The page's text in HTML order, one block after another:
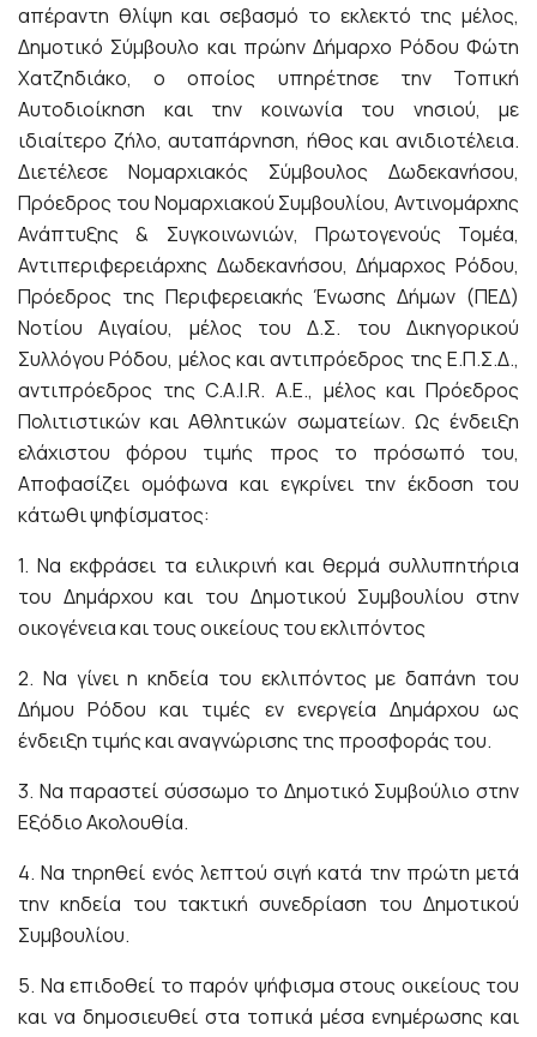
απέραντη θλίψη και σεβασμό το εκλεκτό της μέλος,
Δημοτικό Σύμβουλο και πρώην Δήμαρχο Ρόδου Φώτη
Χατζηδιάκο, ο οποίος υπηρέτησε την Τοπική
Αυτοδιοίκηση και την κοινωνία του νησιού, με
ιδιαίτερο ζήλο, αυταπάρνηση, ήθος και ανιδιοτέλεια.
Διετέλεσε Νομαρχιακός Σύμβουλος Δωδεκανήσου,
Πρόεδρος του Νομαρχιακού Συμβουλίου, Αντινομάρχης
Ανάπτυξης & Συγκοινωνιών, Πρωτογενούς Τομέα,
Αντιπεριφερειάρχης Δωδεκανήσου, Δήμαρχος Ρόδου,
Πρόεδρος της Περιφερειακής Ένωσης Δήμων (ΠΕΔ)
Νοτίου Αιγαίου, μέλος του Δ.Σ. του Δικηγορικού
Συλλόγου Ρόδου, μέλος και αντιπρόεδρος της Ε.Π.Σ.Δ.,
αντιπρόεδρος της C.A.I.R. A.E., μέλος και Πρόεδρος
Πολιτιστικών και Αθλητικών σωματείων. Ως ένδειξη
ελάχιστου φόρου τιμής προς το πρόσωπό του,
Αποφασίζει ομόφωνα και εγκρίνει την έκδοση του
κάτωθι ψηφίσματος:
1. Να εκφράσει τα ειλικρινή και θερμά συλλυπητήρια
του Δημάρχου και του Δημοτικού Συμβουλίου στην
οικογένεια και τους οικείους του εκλιπόντος
2. Να γίνει η κηδεία του εκλιπόντος με δαπάνη του
Δήμου Ρόδου και τιμές εν ενεργεία Δημάρχου ως
ένδειξη τιμής και αναγνώρισης της προσφοράς του.
3. Να παραστεί σύσσωμο το Δημοτικό Συμβούλιο στην
Εξόδιο Ακολουθία.
4. Να τηρηθεί ενός λεπτού σιγή κατά την πρώτη μετά
την κηδεία του τακτική συνεδρίαση του Δημοτικού
Συμβουλίου.
5. Να επιδοθεί το παρόν ψήφισμα στους οικείους του
και να δημοσιευθεί στα τοπικά μέσα ενημέρωσης και